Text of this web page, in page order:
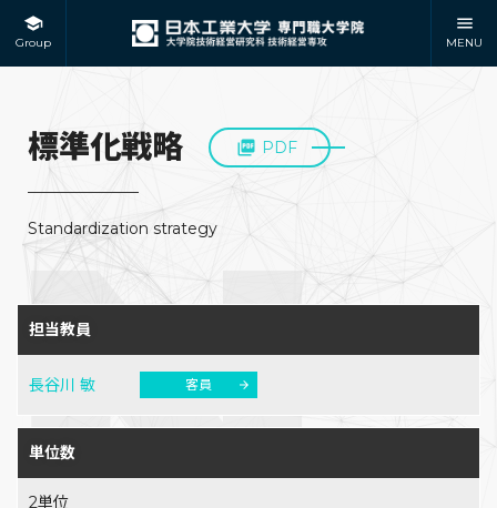
Group MENU
標準化戦略 PDF
Standardization strategy
担当教員
長谷川 敏 客員
単位数
2単位